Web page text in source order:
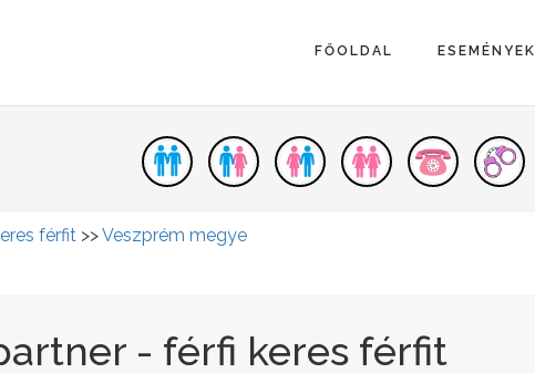
FŐOLDAL ESEMÉNYEK
férfit >>Veszprém megye
- férfi keres férfit